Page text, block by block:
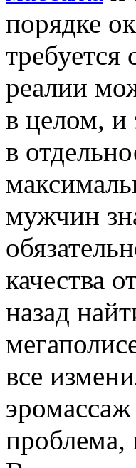
порядке
требуется
реалии
в целом, и
в
мужчин
качества
назад
все
проблема,